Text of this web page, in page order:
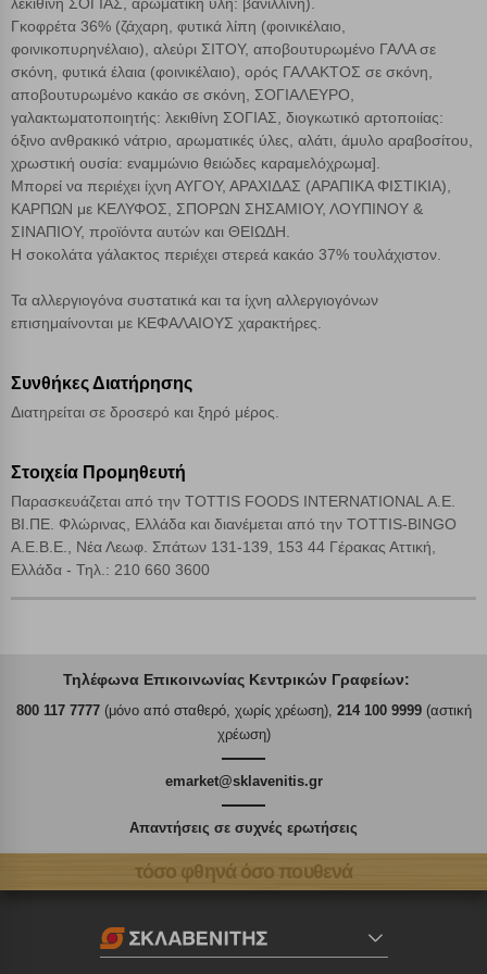
Γκοφρέτα 36% (ζάχαρη, φυτικά λίπη (φοινικέλαιο,
φοινικοπυρηνέλαιο), αλεύρι ΣΙΤΟΥ, αποβουτυρωμένο ΓΑΛΑ σε
σκόνη, φυτικά έλαια (φοινικέλαιο), ορός ΓΑΛΑΚΤΟΣ σε σκόνη,
αποβουτυρωμένο κακάο σε σκόνη, ΣΟΓΙΑΛΕΥΡΟ,
γαλακτωματοποιητής: λεκιθίνη ΣΟΓΙΑΣ, διογκωτικό αρτοποιίας:
όξινο ανθρακικό νάτριο, αρωματικές ύλες, αλάτι, άμυλο αραβοσίτου,
χρωστική ουσία: εναμμώνιο θειώδες καραμελόχρωμα].
Μπορεί να περιέχει ίχνη ΑΥΓΟΥ, ΑΡΑΧΙΔΑΣ (ΑΡΑΠΙΚΑ ΦΙΣΤΙΚΙΑ),
ΚΑΡΠΩΝ με ΚΕΛΥΦΟΣ, ΣΠΟΡΩΝ ΣΗΣΑΜΙΟΥ, ΛΟΥΠΙΝΟΥ &
ΣΙΝΑΠΙΟΥ, προϊόντα αυτών και ΘΕΙΩΔΗ.
Η σοκολάτα γάλακτος περιέχει στερεά κακάο 37% τουλάχιστον.
Τα αλλεργιογόνα συστατικά και τα ίχνη αλλεργιογόνων
επισημαίνονται με ΚΕΦΑΛΑΙΟΥΣ χαρακτήρες.
Συνθήκες Διατήρησης
Διατηρείται σε δροσερό και ξηρό μέρος.
Στοιχεία Προμηθευτή
Παρασκευάζεται από την TOTTIS FOODS INTERNATIONAL Α.Ε.
ΒΙ.ΠΕ. Φλώρινας, Ελλάδα και διανέμεται από την TOTTIS-BINGO
Α.Ε.Β.Ε., Νέα Λεωφ. Σπάτων 131-139, 153 44 Γέρακας Αττική,
Ελλάδα - Τηλ.: 210 660 3600
Τηλέφωνα Επικοινωνίας Κεντρικών Γραφείων:
800 117 7777(μόνο από σταθερό, χωρίς χρέωση), 214 100 9999(αστική
χρέωση)
emarket@sklavenitis.gr
Απαντήσεις σε συχνές ερωτήσεις
τόσο φθηνά όσο πουθενά
Αποθήκευση ρυθμίσεων
Απόρριψη όλων
Αποδοχή όλων